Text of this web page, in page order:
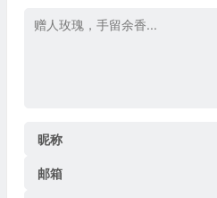
昵称
邮箱